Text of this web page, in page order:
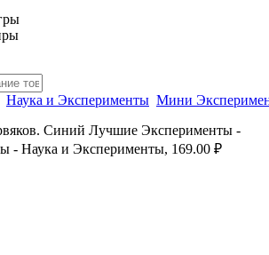
Наука и Эксперименты Мини
Синий Лучшие Эксперименты -
- Наука и Эксперименты, 169.00 ₽